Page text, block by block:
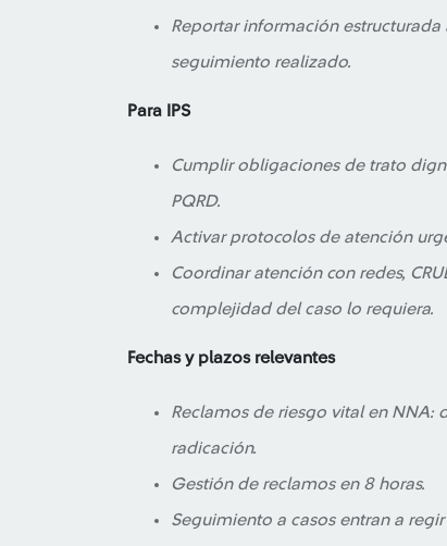
Reportar información
seguimiento realizado.
Para IPS
Cumplir obligaciones de trato
PQRD.
Activar protocolos de atención
Coordinar atención con redes,
complejidad del caso lo requiera.
Fechas y plazos relevantes
Reclamos de riesgo vital en NNA:
radicación.
Gestión de reclamos en 8 horas.
Seguimiento a casos entran a